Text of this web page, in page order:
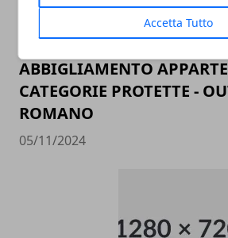
Accetta Tutto
ADDETTO/A ALLE VENDITE
ABBIGLIAMENTO
CATEGORIE PROTETTE -
ROMANO
05/11/2024